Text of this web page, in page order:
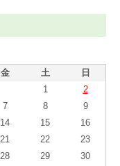
金 土 日
1
2
7 8
9
14 15
16
21 22
23
28 29
30